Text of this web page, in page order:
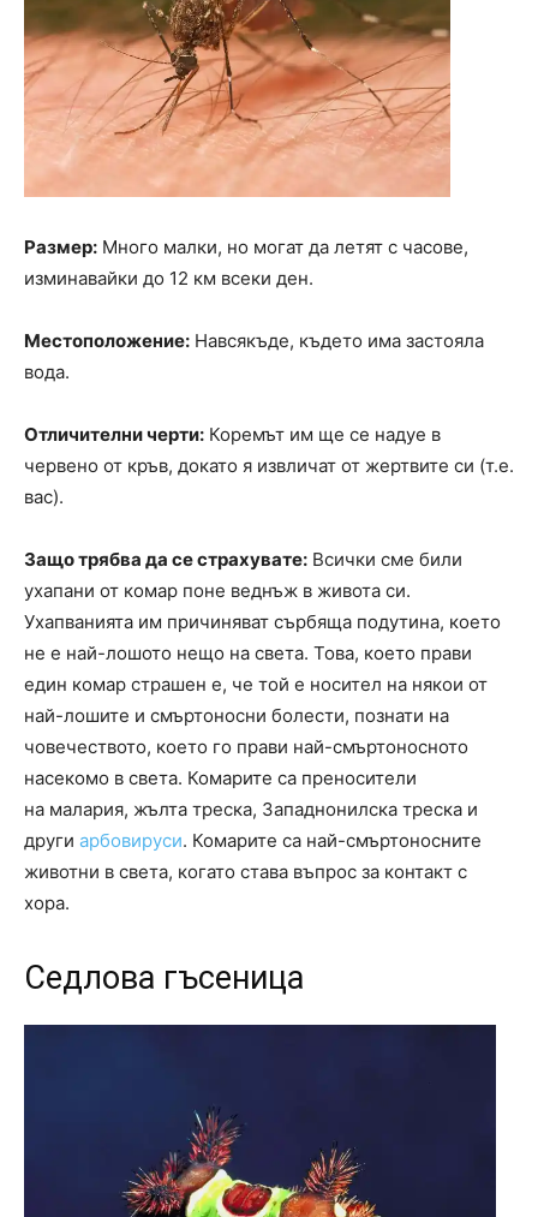
Размер: Много малки, но могат да летят с часове,
изминавайки до 12 км всеки ден.
Местоположение: Навсякъде, където има застояла
вода.
Отличителни черти: Коремът им ще се надуе в
червено от кръв, докато я извличат от жертвите си (т.е.
вас).
Защо трябва да се страхувате: Всички сме били
ухапани от комар поне веднъж в живота си.
Ухапванията им причиняват сърбяща подутина, което
не е най-лошото нещо на света. Това, което прави
един комар страшен е, че той е носител на някои от
най-лошите и смъртоносни болести, познати на
човечеството, което го прави най-смъртоносното
насекомо в света. Комарите са преносители
на малария, жълта треска, Западнонилска треска и
други арбовируси. Комарите са най-смъртоносните
животни в света, когато става въпрос за контакт с
хора.
Седлова гъсеница